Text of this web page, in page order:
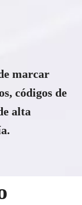
marcar
códigos de
alta